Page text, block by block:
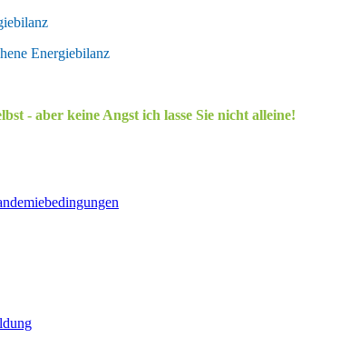
Energiebilanz
- aber keine Angst ich lasse Sie nicht alleine!